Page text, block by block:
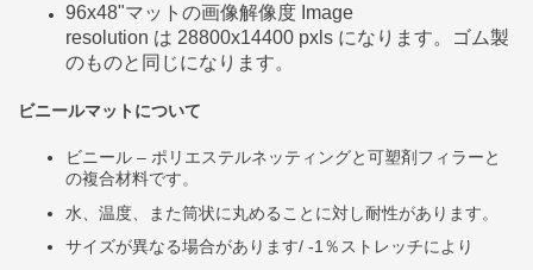
96x48"マットの画像解像度 Image
resolution は 28800x14400 pxls になります。ゴム製
のものと同じになります。
ビニールマットについて
ビニール – ポリエステルネッティングと可塑剤フィラーと
の複合材料です。
水、温度、また筒状に丸めることに対し耐性があります。
サイズが異なる場合があります/ -1％ストレッチにより